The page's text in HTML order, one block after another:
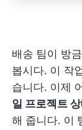
배송 팀이 방
봅시다. 이 작
습니다. 이제
일 프로젝트
해 줍니다. 이